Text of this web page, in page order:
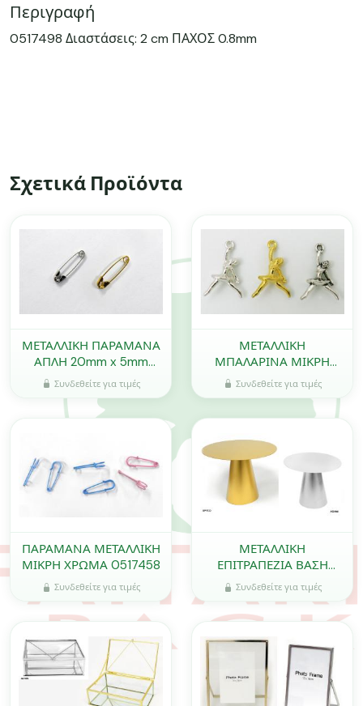
Περιγραφή
0517498 Διαστάσεις: 2 cm ΠΑΧΟΣ 0.8mm
Σχετικά Προϊόντα
ΜΕΤΑΛΛΙΚΗ ΠΑΡΑΜΑΝΑ
ΑΠΛΗ 20mm x 5mm
1000τεμ 0517690
Συνδεθείτε για τιμές
ΜΕΤΑΛΛΙΚΗ
ΜΠΑΛΑΡΙΝΑ ΜΙΚΡΗ
20mm x 15mm 0517645
Συνδεθείτε για τιμές
ΠΑΡΑΜΑΝΑ ΜΕΤΑΛΛΙΚΗ
ΜΙΚΡΗ ΧΡΩΜΑ 0517458
Συνδεθείτε για τιμές
ΜΕΤΑΛΛΙΚΗ
ΕΠΙΤΡΑΠΕΖΙΑ ΒΑΣΗ
ΜΙΚΡΗ 20cm x 15cm
FH-220522 0619080
Συνδεθείτε για τιμές